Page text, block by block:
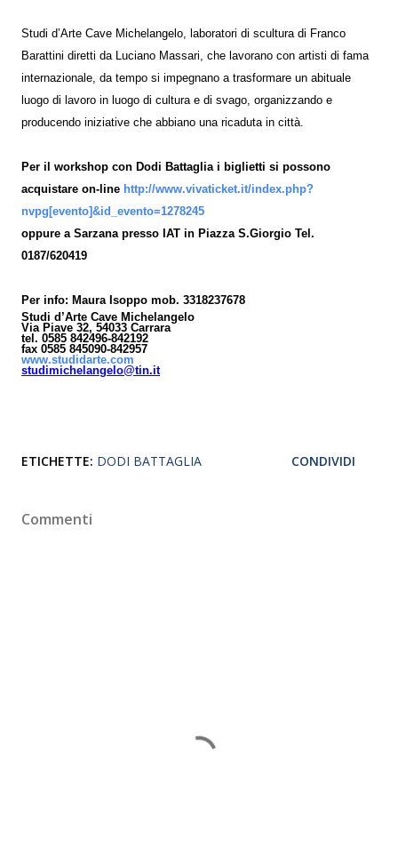
Studi d’Arte Cave Michelangelo, laboratori di scultura di Franco
Barattini diretti da Luciano Massari, che lavorano con artisti di fama
internazionale, da tempo si impegnano a trasformare un abituale
luogo di lavoro in luogo di cultura e di svago, organizzando e
producendo iniziative che abbiano una ricaduta in città.
Per il workshop con Dodi Battaglia i biglietti si possono
acquistare on-line http://www.vivaticket.it/index.php?
nvpg[evento]&id_evento=1278245
oppure a Sarzana presso IAT in Piazza S.Giorgio Tel.
0187/620419
Per info: Maura Isoppo mob. 3318237678
Studi d’Arte Cave Michelangelo
Via Piave 32, 54033 Carrara
tel. 0585 842496-842192
fax 0585 845090-842957
www.studidarte.com
studimichelangelo@tin.it
ETICHETTE: DODI BATTAGLIA CONDIVIDI
Commenti